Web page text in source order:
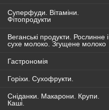
Суперфуди. Вітаміни.
Фітопродукти
Веганські продукти. Рослинне і
сухе молоко. Згущене молоко
Гастрономія
Горіхи. Сухофрукти.
Сніданки. Макарони. Крупи.
Каші.